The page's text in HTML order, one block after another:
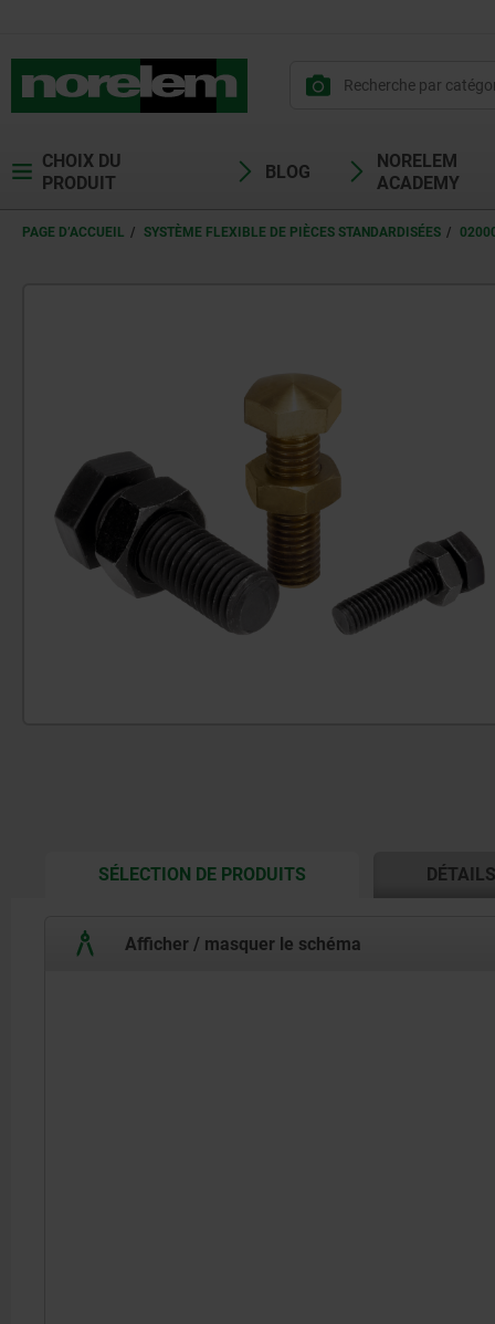
CHOIX DU
PRODUIT
BLOG
NORELEM
ACADEMY
PAGE D’ACCUEIL SYSTÈME FLEXIBLE DE PIÈCES STANDARDISÉES
SÉLECTION DE PRODUITSCURRENT
DÉTAILS
Afficher / masquer le schéma